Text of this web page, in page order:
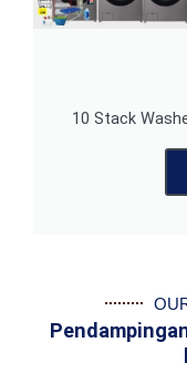
10 Stack